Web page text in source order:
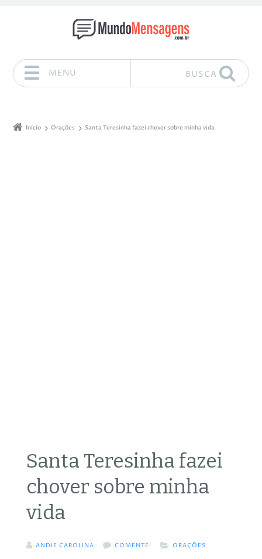
MENU BUSCA
Início Orações Santa Teresinha fazei chover sobre minha vida
Santa Teresinha fazei
chover sobre minha
vida
ANDIE CAROLINA COMENTE! ORAÇÕES